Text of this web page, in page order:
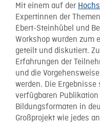
Mit einem auf der
Expertinnen der
Ebert-Steinhübel und
Workshop wurden zum
geteilt und diskutiert.
Erfahrungen der
und die
werden. Die
verfügbaren
Bildungsformaten in
Großprojekt wie jedes